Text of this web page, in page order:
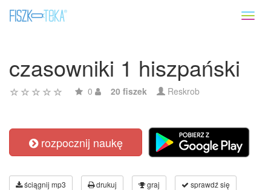
czasowniki 1 hiszpański
0 20 fiszek Reskrob
rozpocznij naukę
ściągnij mp3 drukuj graj sprawdź się